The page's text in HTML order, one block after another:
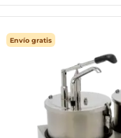
Envío gratis